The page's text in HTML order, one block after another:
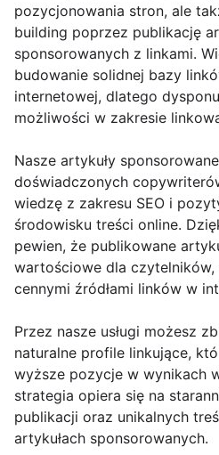
pozycjonowania stron, ale
building poprzez publikację
sponsorowanych z linkami.
budowanie solidnej bazy
internetowej, dlatego
możliwości w zakresie
Nasze artykuły
doświadczonych
wiedzę z zakresu SEO i
środowisku treści online.
pewien, że publikowane
wartościowe dla czytelników,
cennymi źródłami linków w
Przez nasze usługi możesz
naturalne profile linkujące,
wyższe pozycje w wynikach
strategia opiera się na
publikacji oraz unikalnych
artykułach sponsorowanych.